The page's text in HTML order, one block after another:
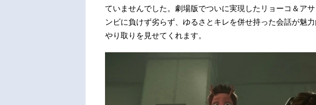
ていませんでした。劇場版でついに実現したリョーコ＆ア
ンビに負けず劣らず、ゆるさとキレを併せ持った会話が魅
やり取りを見せてくれます。